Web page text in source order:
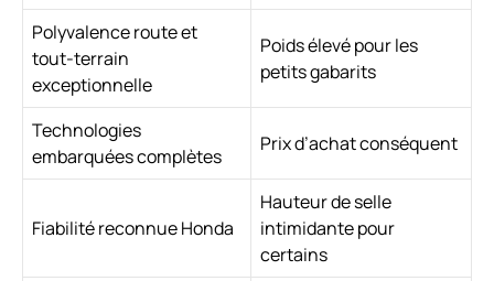
Polyvalence route et
tout-terrain
exceptionnelle
Poids élevé pour les
petits gabarits
Technologies
embarquées complètes
Prix d’achat conséquent
Fiabilité reconnue Honda
Hauteur de selle
intimidante pour
certains